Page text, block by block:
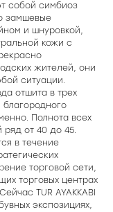
собой симбиоз
замшевые
и шнуровкой,
кожи с
жителей, они
ситуации.
отшита в трех
Полнота всех
от 40 до 45.
в течение
торговой сети,
торговых центрах
TUR AYAKKABI
экспозициях,